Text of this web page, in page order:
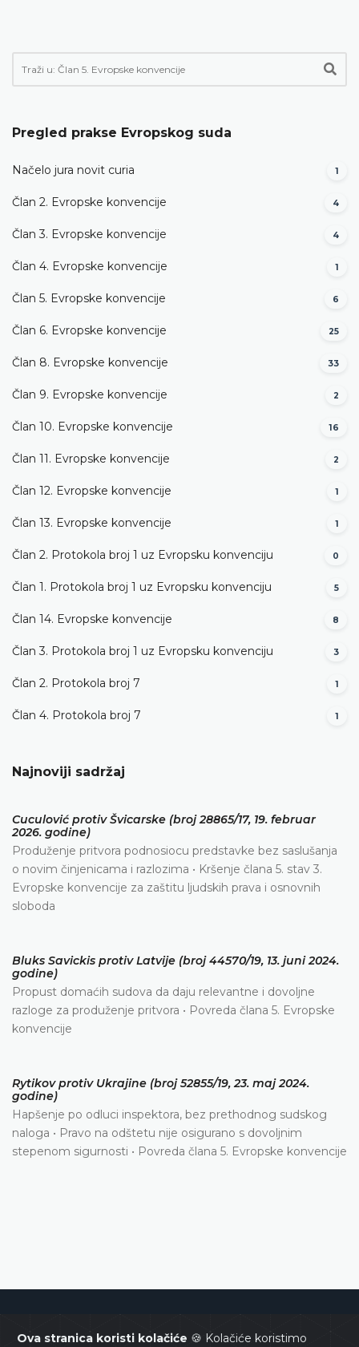
Ova stranica koristi kolačiće 🍪 Kolačiće koristimo
Pregled prakse Evropskog suda
Načelo jura novit curia 1
Član 2. Evropske konvencije 4
Član 3. Evropske konvencije 4
Član 4. Evropske konvencije 1
Član 5. Evropske konvencije 6
Član 6. Evropske konvencije 25
Član 8. Evropske konvencije 33
Član 9. Evropske konvencije 2
Član 10. Evropske konvencije 16
Član 11. Evropske konvencije 2
Član 12. Evropske konvencije 1
Član 13. Evropske konvencije 1
Član 2. Protokola broj 1 uz Evropsku konvenciju 0
Član 1. Protokola broj 1 uz Evropsku konvenciju 5
Član 14. Evropske konvencije 8
Član 3. Protokola broj 1 uz Evropsku konvenciju 3
Član 2. Protokola broj 7 1
Član 4. Protokola broj 7 1
Najnoviji sadržaj
Cuculović protiv Švicarske (broj 28865/17, 19. februar
2026. godine)
Produženje pritvora podnosiocu predstavke bez saslušanja
o novim činjenicama i razlozima • Kršenje člana 5. stav 3.
Evropske konvencije za zaštitu ljudskih prava i osnovnih
sloboda
Bluks Savickis protiv Latvije (broj 44570/19, 13. juni 2024.
godine)
Propust domaćih sudova da daju relevantne i dovoljne
razloge za produženje pritvora • Povreda člana 5. Evropske
konvencije
Rytikov protiv Ukrajine (broj 52855/19, 23. maj 2024.
godine)
Hapšenje po odluci inspektora, bez prethodnog sudskog
naloga • Pravo na odštetu nije osigurano s dovoljnim
stepenom sigurnosti • Povreda člana 5. Evropske konvencije